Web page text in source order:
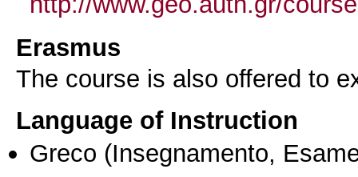
Erasmus
The course is also offered to
Language of Instruction
Greco (Insegnamento,